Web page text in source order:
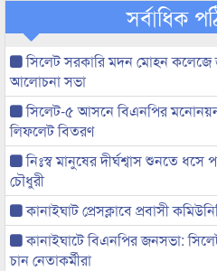
সর্বাধিক
সিলেট সরকারি মদন মোহন কলেজে
আলোচনা সভা
সিলেট-৫ আসনে বিএনপির
লিফলেট বিতরণ
নিঃস্ব মানুষের দীর্ঘশ্বাস শুনতে
চৌধুরী
কানাইঘাট প্রেসক্লাবে প্রবাসী
কানাইঘাটে বিএনপির জনসভা:
চান নেতাকর্মীরা